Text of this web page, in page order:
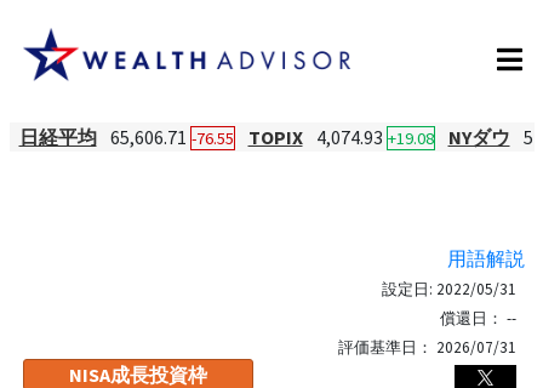
日経平均 65,606.71 -76.55 TOPIX 4,074.93 +19.08 NYダウ
用語解説
NISA成長投資枠
設定日: 2022/05/31
償還日： --
評価基準日： 2026/07/31